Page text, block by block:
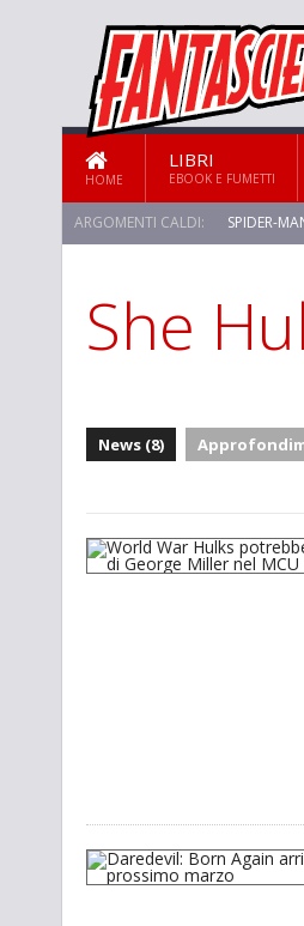
HOME
LIBRI
EBOOK E FUMETTI
ARGOMENTI CALDI: SPIDER-
She
News (8)